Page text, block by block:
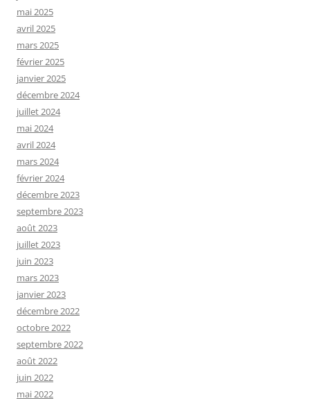
mai 2025
avril 2025
mars 2025
février 2025
janvier 2025
décembre 2024
juillet 2024
mai 2024
avril 2024
mars 2024
février 2024
décembre 2023
septembre 2023
août 2023
juillet 2023
juin 2023
mars 2023
janvier 2023
décembre 2022
octobre 2022
septembre 2022
août 2022
juin 2022
mai 2022